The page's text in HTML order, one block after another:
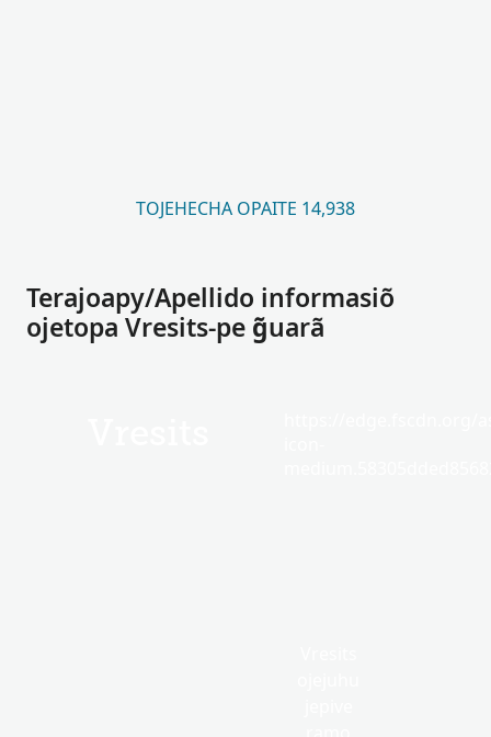
TOJEHECHA OPAITE 14,938
Terajoapy/Apellido informasiõ
ojetopa Vresits-pe g̃uarã